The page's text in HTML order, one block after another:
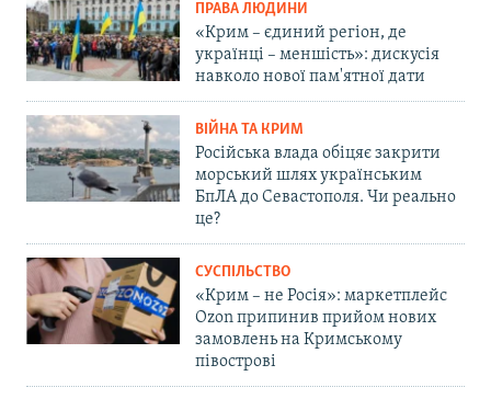
ПРАВА ЛЮДИНИ
«Крим – єдиний регіон, де
українці – меншість»: дискусія
навколо нової пам'ятної дати
ВІЙНА ТА КРИМ
Російська влада обіцяє закрити
морський шлях українським
БпЛА до Севастополя. Чи реально
це?
СУСПІЛЬСТВО
«Крим – не Росія»: маркетплейс
Ozon припинив прийом нових
замовлень на Кримському
півострові